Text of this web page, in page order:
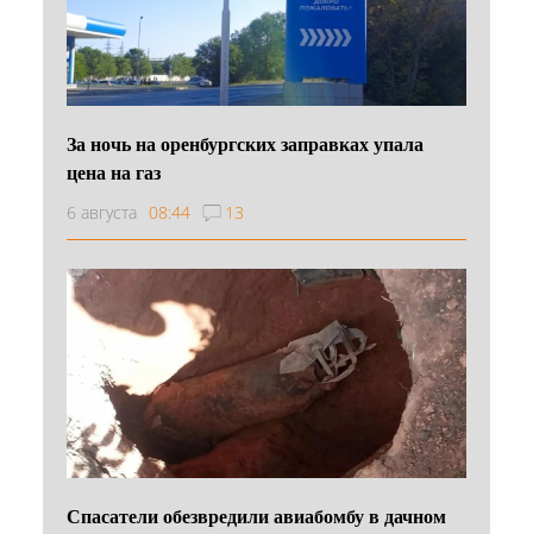
За ночь на оренбургских заправках упала
цена на газ
6 августа 08:44 13
Спасатели обезвредили авиабомбу в дачном